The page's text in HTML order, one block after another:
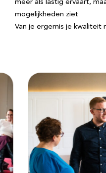
meer als lastig ervaart,
mogelijkheden ziet
Van je ergernis je kwaliteit